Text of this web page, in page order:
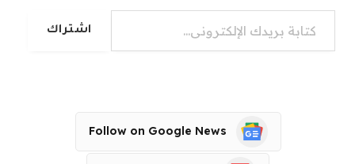
كتابة بريدك الإلكتروني...
اشتراك
Follow on Google News